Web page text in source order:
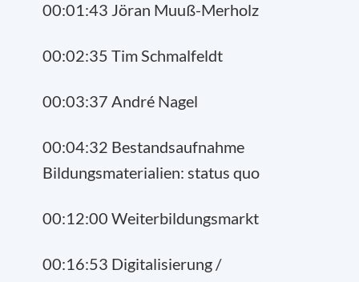
00:01:43 Jöran Muuß-Merholz
00:02:35 Tim Schmalfeldt
00:03:37 André Nagel
00:04:32 Bestandsaufnahme
Bildungsmaterialien: status quo
00:12:00 Weiterbildungsmarkt
00:16:53 Digitalisierung /